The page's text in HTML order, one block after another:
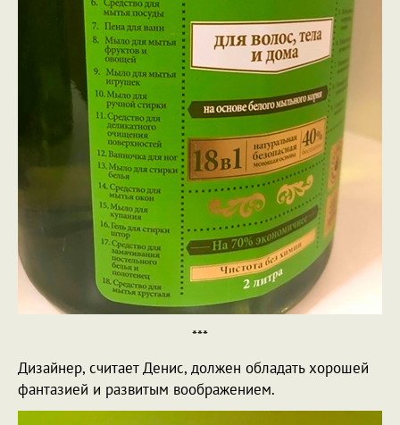
***
Дизайнер, считает Денис, должен обладать хорошей
фантазией и развитым воображением.